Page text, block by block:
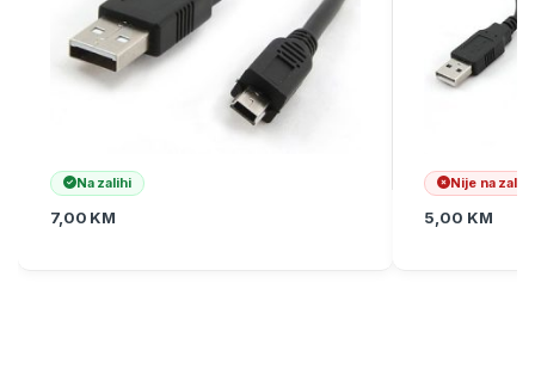
Na zalihi
7,00 KM
Nije na zalihi
5,00 KM